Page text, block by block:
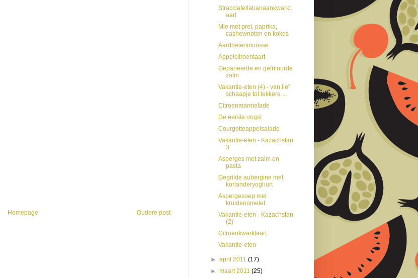
Oudere post
Homepage
Stracciatellabanaankwarkt
aart
Mie met prei, paprika,
cashewnoten en kokos
Aardbeienmousse
Appelcitroentaart
Gepaneerde en gefrituurde
zalm
Vakantie-eten (4) - van lief
schaapje tot lekkere ...
Citroenmarmelade
De eerste oogst
Courgetteappelsalade
Vakantie-eten - Kazachstan
3
Asperges met zalm en
pasta
Gegrilde aubergine met
korianderyoghurt
Aspergesoep met
kruidenomelet
Vakantie-eten - Kazachstan
(2)
Citroenkwarktaart
Vakantie-eten
►april 2011(17)
►maart 2011(25)